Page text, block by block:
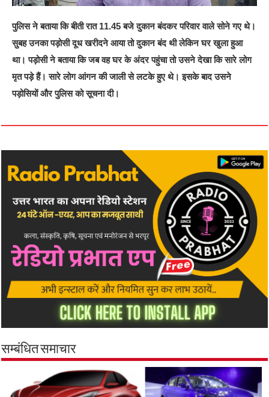
पुलिस ने बताया कि बीती रात 11.45 बजे दुकान बंदकर परिवार वाले सोने गए थे।
सुबह उनका पड़ोसी दूध खरीदने आया तो दुकान बंद थी लेकिन घर खुला हुआ
था। पड़ोसी ने बताया कि जब वह घर के अंदर पहुंचा तो उसने देखा कि सारे लोग
मृत पड़े हैं। सारे लोग आंगन की जाली से लटके हुए थे। इसके बाद उसने
पड़ोसियों और पुलिस को सूचना दी।
सम्बंधित समाचार